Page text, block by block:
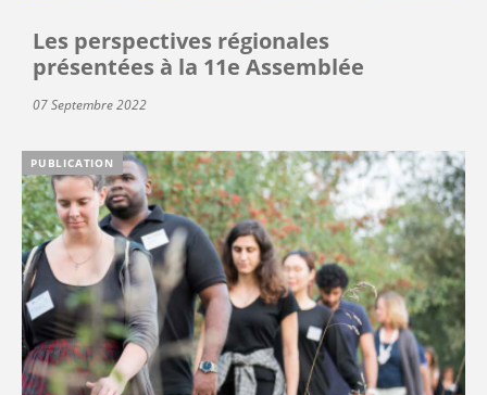
Les perspectives régionales
présentées à la 11e Assemblée
07 Septembre 2022
PUBLICATION